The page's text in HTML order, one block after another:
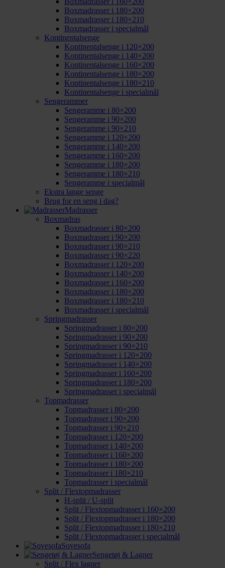
Boxmadrasser i 180×200
Boxmadrasser i 180×210
Boxmadrasser i specialmål
Kontinentalsenge
Kontinentalsenge i 120×200
Kontinentalsenge i 140×200
Kontinentalsenge i 160×200
Kontinentalsenge i 180×200
Kontinentalsenge i 180×210
Kontinentalsenge i specialmål
Sengerammer
Sengeramme i 80×200
Sengeramme i 90×200
Sengeramme i 90×210
Sengeramme i 120×200
Sengeramme i 140×200
Sengeramme i 160×200
Sengeramme i 180×200
Sengeramme i 180×210
Sengeramme i specialmål
Ekstra lange senge
Brug for en seng i dag?
Madrasser
Boxmadras
Boxmadrasser i 80×200
Boxmadrasser i 90×200
Boxmadrasser i 90×210
Boxmadrasser i 90×220
Boxmadrasser i 120×200
Boxmadrasser i 140×200
Boxmadrasser i 160×200
Boxmadrasser i 180×200
Boxmadrasser i 180×210
Boxmadrasser i specialmål
Springmadrasser
Springmadrasser i 80×200
Springmadrasser i 90×200
Springmadrasser i 90×210
Springmadrasser i 120×200
Springmadrasser i 140×200
Springmadrasser i 160×200
Springmadrasser i 180×200
Springmadrasser i specialmål
Topmadrasser
Topmadrasser i 80×200
Topmadrasser i 90×200
Topmadrasser i 90×210
Topmadrasser i 120×200
Topmadrasser i 140×200
Topmadrasser i 160×200
Topmadrasser i 180×200
Topmadrasser i 180×210
Topmadrasser i specialmål
Split / Flextopmadrasser
H-split / U-split
Split / Flextopmadrasser i 160×200
Split / Flextopmadrasser i 180×200
Split / Flextopmadrasser i 180×210
Split / Flextopmadrasser i specialmål
Sovesofa
Sengetøj & Lagner
Split / Flex lagner